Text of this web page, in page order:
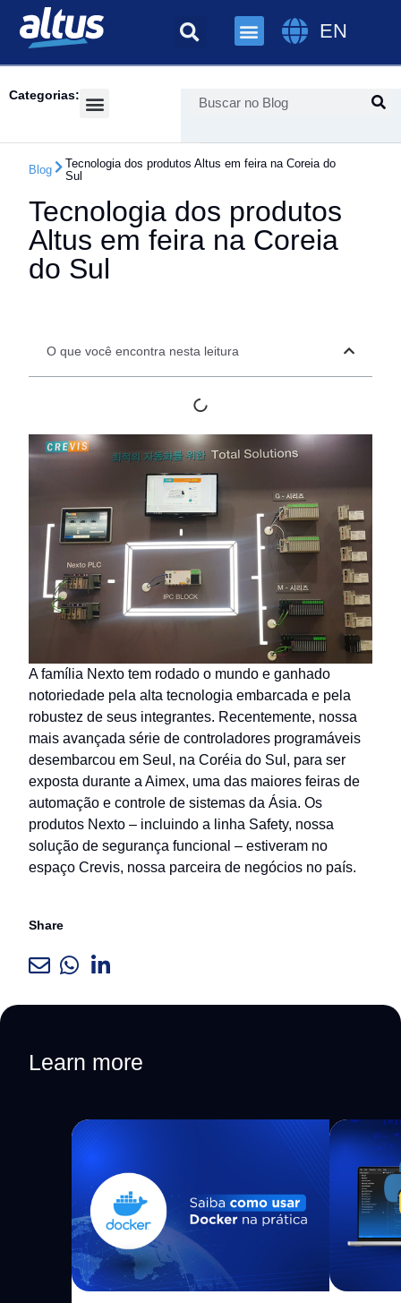
EN
Categorias:
Blog
Tecnologia dos produtos Altus em feira na Coreia do
Sul
Tecnologia dos produtos
Altus em feira na Coreia
do Sul
O que você encontra nesta leitura
A família Nexto tem rodado o mundo e ganhado
notoriedade pela alta tecnologia embarcada e pela
robustez de seus integrantes. Recentemente, nossa
mais avançada série de controladores programáveis
desembarcou em Seul, na Coréia do Sul, para ser
exposta durante a Aimex, uma das maiores feiras de
automação e controle de sistemas da Ásia. Os
produtos Nexto – incluindo a linha Safety, nossa
solução de segurança funcional – estiveram no
espaço Crevis, nossa parceira de negócios no país.
Share
Learn more